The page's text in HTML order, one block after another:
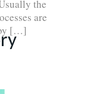
the
are
[…]